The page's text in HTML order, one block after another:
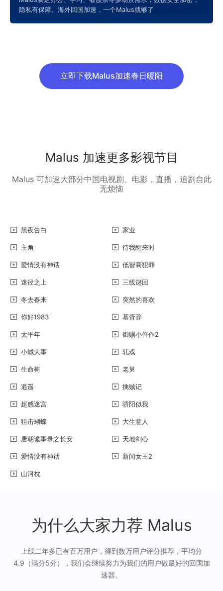
隐私有保障。海外回国加速，一个Malus就够了
立即下载Malus加速春日暖阳
Malus 加速更多影视节目
Malus 可加速大部分中国电视剧、电影，直播，追剧自此
无烦恼
黑夜告白 家业
主角 待我醒来时
爱情没有神话 低智商犯罪
迷径之上 三线谜回
冬去春来 突然的喜欢
你好1983 慕胥辞
太平年 御赐小仵作2
小城大事 轧戏
生命树 老舅
逍遥 擒贼记
超感迷宫 骄阳似我
狙击蝴蝶 大生意人
唐朝诡事录之长安 天地剑心
爱情没有神话 新闻女王2
山河枕
为什么大家力荐 Malus
上线二年多已有百万用户，得到数万用户评分推荐，平均分
4.9（满分5分），我们会继续努力为我们的用户做最好的回国加
速器。